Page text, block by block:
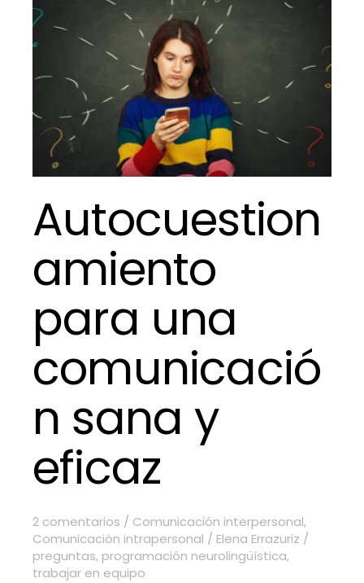
Autocuestion
amiento
para una
comunicació
n sana y
eficaz
2 comentarios / Comunicación interpersonal,
Comunicación intrapersonal / Elena Errazuriz /
preguntas, programación neurolingüística,
trabajar en equipo
comunicación
sana
eficaz